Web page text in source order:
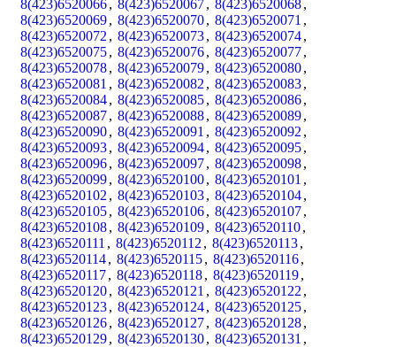
8(423)6520066, 8(423)6520067, 8(423)6520068,
8(423)6520069, 8(423)6520070, 8(423)6520071 ,
8(423)6520072 , 8(423)6520073, 8(423)6520074,
8(423)6520075, 8(423)6520076, 8(423)6520077,
8(423)6520078, 8(423)6520079, 8(423)6520080,
8(423)6520081 , 8(423)6520082 , 8(423)6520083,
8(423)6520084, 8(423)6520085, 8(423)6520086,
8(423)6520087, 8(423)6520088, 8(423)6520089,
8(423)6520090, 8(423)6520091 , 8(423)6520092 ,
8(423)6520093, 8(423)6520094, 8(423)6520095,
8(423)6520096, 8(423)6520097, 8(423)6520098,
8(423)6520099, 8(423)6520100, 8(423)6520101 ,
8(423)6520102 , 8(423)6520103, 8(423)6520104,
8(423)6520105, 8(423)6520106, 8(423)6520107,
8(423)6520108, 8(423)6520109, 8(423)6520110,
8(423)6520111 , 8(423)6520112 , 8(423)6520113,
8(423)6520114, 8(423)6520115, 8(423)6520116,
8(423)6520117, 8(423)6520118, 8(423)6520119,
8(423)6520120, 8(423)6520121 , 8(423)6520122 ,
8(423)6520123, 8(423)6520124, 8(423)6520125,
8(423)6520126, 8(423)6520127, 8(423)6520128,
8(423)6520129, 8(423)6520130, 8(423)6520131 ,